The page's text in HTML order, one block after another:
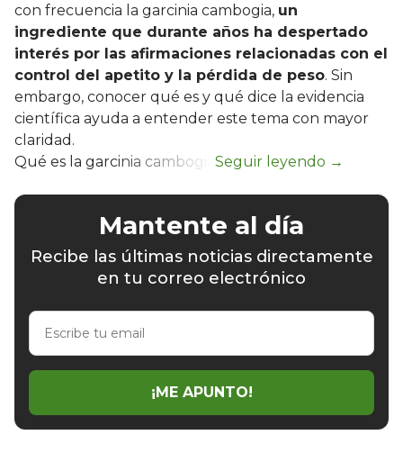
con frecuencia la garcinia cambogia, un
ingrediente que durante años ha despertado
interés por las afirmaciones relacionadas con el
control del apetito y la pérdida de peso. Sin
embargo, conocer qué es y qué dice la evidencia
científica ayuda a entender este tema con mayor
claridad.
Qué es la garcinia cambogia
Mantente al día
Recibe las últimas noticias directamente
en tu correo electrónico
Escribe
email
¡ME APUNTO!